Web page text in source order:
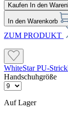
Kaufen In den
In den Warenkorb
ZUM PRODUKT
WhiteStar PU-
Handschuhgröße
Auf Lager